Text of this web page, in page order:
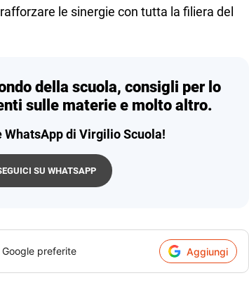
le sinergie con tutta la filiera del
della scuola, consigli per lo
sulle materie e molto altro.
WhatsApp di Virgilio Scuola!
SU WHATSAPP
preferite Aggiungi